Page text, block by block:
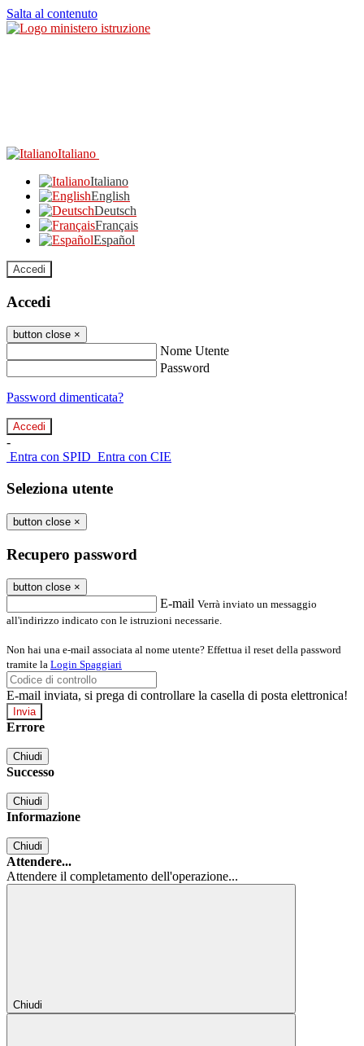
Salta al contenuto
Italiano
Italiano
English
Deutsch
Français
Español
Accedi
Accedi
button close ×
Nome Utente
Password
Password dimenticata?
-
Entra con SPID Entra con CIE
Seleziona utente
button close ×
Recupero password
button close ×
E-mail Verrà inviato un messaggio
all'indirizzo indicato con le istruzioni necessarie.
Non hai una e-mail associata al nome utente? Effettua il reset della password
tramite la Login Spaggiari
E-mail inviata, si prega di controllare la casella di posta elettronica!
Errore
Chiudi
Successo
Chiudi
Informazione
Chiudi
Attendere...
Attendere il completamento dell'operazione...
Chiudi